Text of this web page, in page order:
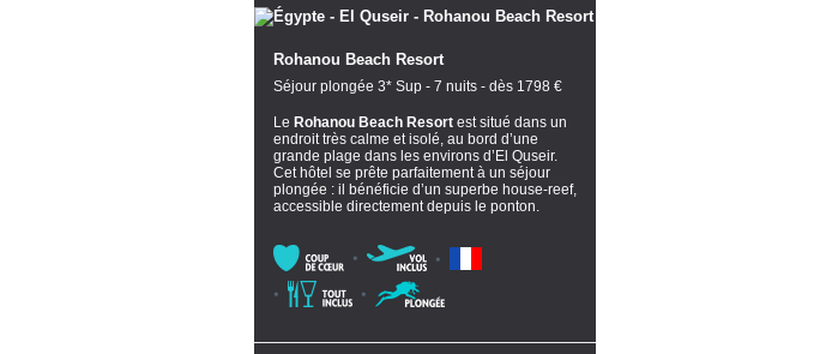
Rohanou Beach Resort
Séjour plongée 3* Sup - 7 nuits - dès 1798 €
Le Rohanou Beach Resort est situé dans un
endroit très calme et isolé, au bord d’une
grande plage dans les environs d’El Quseir.
Cet hôtel se prête parfaitement à un séjour
plongée : il bénéficie d’un superbe house-reef,
accessible directement depuis le ponton.